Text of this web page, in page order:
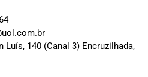
Luís, 140 (Canal 3) Encruzilhada,